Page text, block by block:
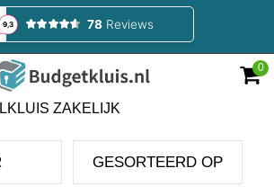
0
ZAKELIJK
GESORTEERD OP